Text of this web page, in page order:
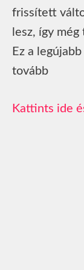
frissített
lesz, így
Ez a
tovább